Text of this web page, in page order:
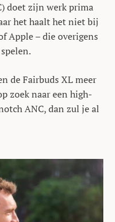
doet zijn werk prima
het haalt het niet bij
Apple – die overigens
de Fairbuds XL meer
zoek naar een high-
ANC, dan zul je al